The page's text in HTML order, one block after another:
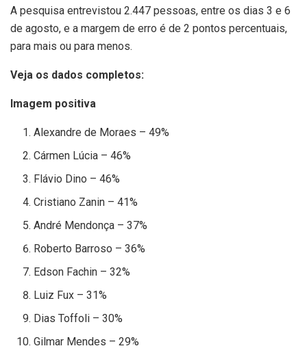
A pesquisa entrevistou 2.447 pessoas, entre os dias 3 e 6
de agosto, e a margem de erro é de 2 pontos percentuais,
para mais ou para menos.
Veja os dados completos:
Imagem positiva
Alexandre de Moraes – 49%
Cármen Lúcia – 46%
Flávio Dino – 46%
Cristiano Zanin – 41%
André Mendonça – 37%
Roberto Barroso – 36%
Edson Fachin – 32%
Luiz Fux – 31%
Dias Toffoli – 30%
Gilmar Mendes – 29%